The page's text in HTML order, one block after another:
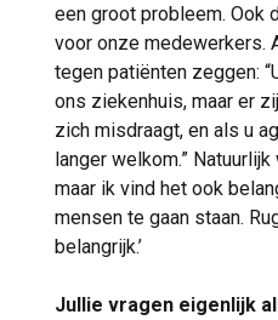
een groot probleem. Ook
voor onze medewerkers.
tegen patiënten zeggen:
ons ziekenhuis, maar er
zich misdraagt, en als u
langer welkom.”
maar ik vind het ook
mensen te gaan staan.
belangrijk.’
Jullie vragen eigenlijk